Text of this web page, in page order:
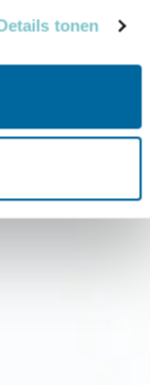
tonen
en tips